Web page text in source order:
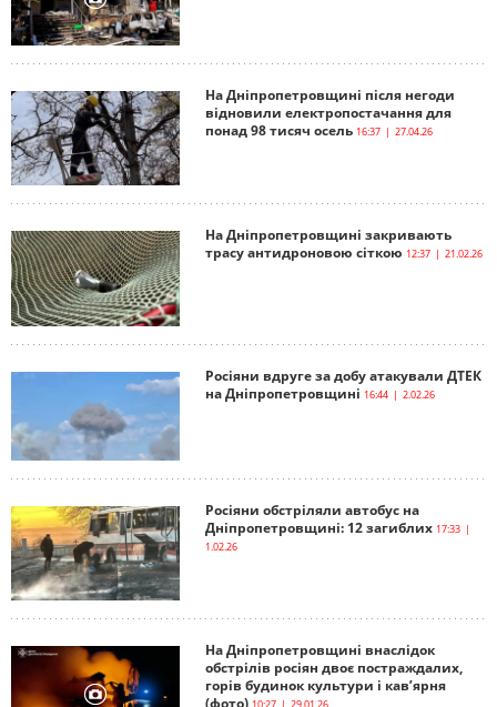
На Дніпропетровщині після негоди
відновили електропостачання для
понад 98 тисяч осель 16:37 | 27.04.26
На Дніпропетровщині закривають
трасу антидроновою сіткою 12:37 | 21.02.26
Росіяни вдруге за добу атакували ДТЕК
на Дніпропетровщині 16:44 | 2.02.26
Росіяни обстріляли автобус на
Дніпропетровщині: 12 загиблих 17:33 |
1.02.26
На Дніпропетровщині внаслідок
обстрілів росіян двоє постраждалих,
горів будинок культури і кав’ярня